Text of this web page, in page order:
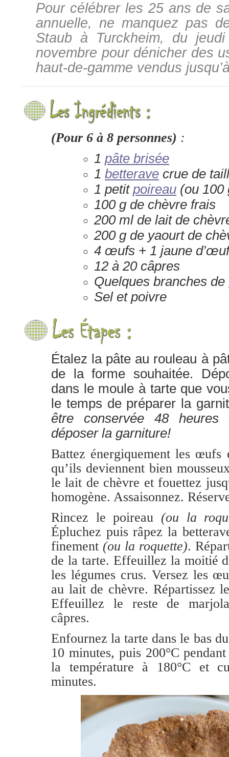
Pour célébrer les 25 ans de
annuelle, ne manquez pas
Staub à Turckheim, du
novembre pour dénicher des
haut-de-gamme vendus
(Pour 6 à 8 personnes) :
1 pâte brisée
1 betterave crue de
1 petit poireau (ou
100 g de chèvre frais
200 ml de lait de
200 g de yaourt de
4 œufs + 1 jaune d’œuf
12 à 20 câpres
Quelques branches de
Sel et poivre
Étalez la pâte au rouleau à
de la forme souhaitée.
dans le moule à tarte que
le temps de préparer la
être conservée 48
déposer la garniture!
Battez énergiquement les œufs
qu’ils deviennent bien
le lait de chèvre et fouettez
homogène. Assaisonnez.
Rincez le poireau (ou la
Épluchez puis râpez la
finement (ou la roquette).
de la tarte. Effeuillez la moitié
les légumes crus. Versez les
au lait de chèvre. Répartissez
Effeuillez le reste de
câpres.
Enfournez la tarte dans le bas
10 minutes, puis 200°C
la température à 180°C et
minutes.